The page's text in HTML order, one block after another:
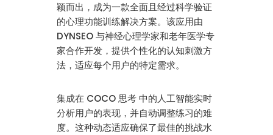
颖而出，成为一款全面且经过科学验证
的心理功能训练解决方案。该应用由
DYNSEO 与神经心理学家和老年医学专
家合作开发，提供个性化的认知刺激方
法，适应每个用户的特定需求。
集成在 COCO 思考 中的人工智能实时
分析用户的表现，并自动调整练习的难
度。这种动态适应确保了最佳的挑战水